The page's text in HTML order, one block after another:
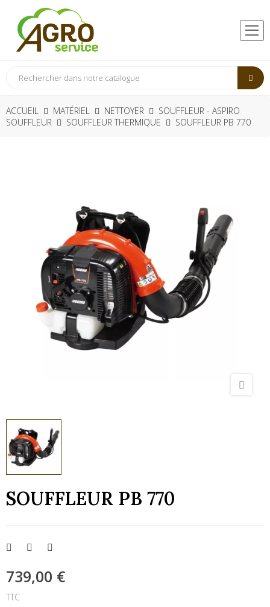
ACCUEIL MATÉRIEL NETTOYER
SOUFFLEUR - ASPIRO
SOUFFLEUR
SOUFFLEUR THERMIQUE SOUFFLEUR PB 770
SOUFFLEUR PB 770
739,00 €
TTC